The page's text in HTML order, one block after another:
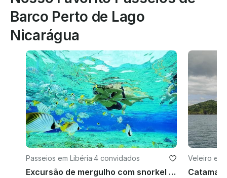
Barco Perto de Lago
Nicarágua
Passeios em Libéria·4 convidados
Excursão de mergulho com snorkel no belo Golfo de Papagayo
Veleiro em